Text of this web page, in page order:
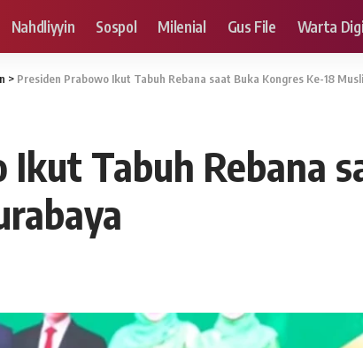
Nahdliyyin Sospol Milenial Gus File Warta
> Presiden Prabowo Ikut Tabuh Rebana saat Buka Kongres Ke-18
Tabuh Rebana